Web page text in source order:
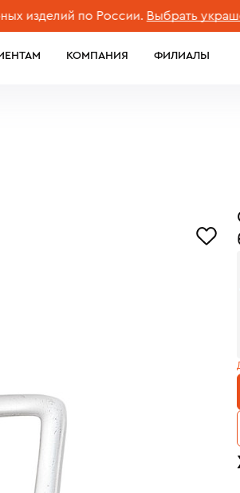
по России. Выбрать украшение
КОМПАНИЯ ФИЛИАЛЫ